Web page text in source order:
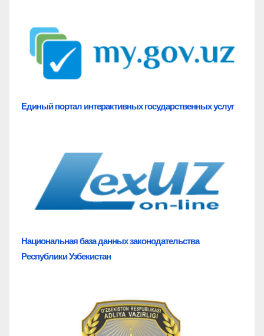
Единый портал интерактивных государственных услуг
Национальная базаданных законодательства
Республики Узбекистан